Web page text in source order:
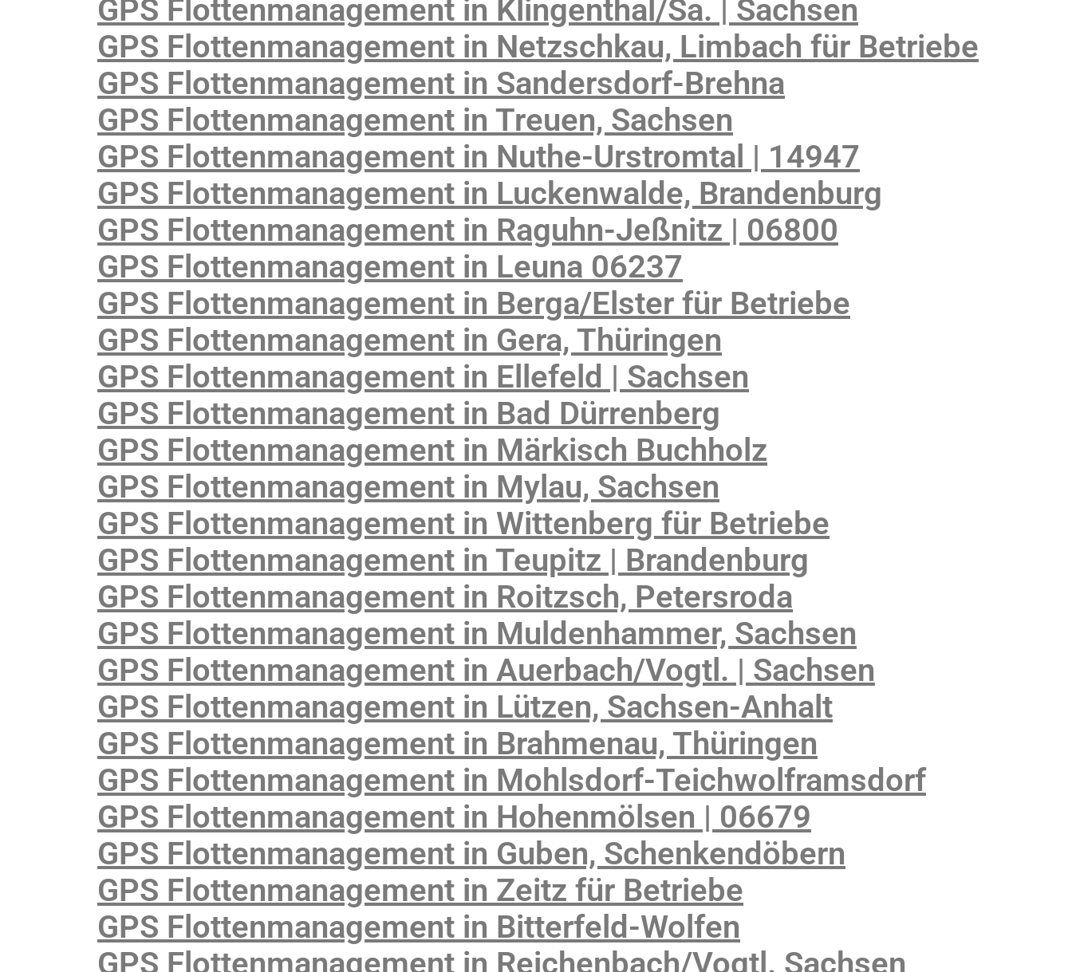
GPS Flottenmanagement in Klingenthal/Sa. | Sachsen
GPS Flottenmanagement in Netzschkau, Limbach für Betriebe
GPS Flottenmanagement in Sandersdorf-Brehna
GPS Flottenmanagement in Treuen, Sachsen
GPS Flottenmanagement in Nuthe-Urstromtal | 14947
GPS Flottenmanagement in Luckenwalde, Brandenburg
GPS Flottenmanagement in Raguhn-Jeßnitz | 06800
GPS Flottenmanagement in Leuna 06237
GPS Flottenmanagement in Berga/Elster für Betriebe
GPS Flottenmanagement in Gera, Thüringen
GPS Flottenmanagement in Ellefeld | Sachsen
GPS Flottenmanagement in Bad Dürrenberg
GPS Flottenmanagement in Märkisch Buchholz
GPS Flottenmanagement in Mylau, Sachsen
GPS Flottenmanagement in Wittenberg für Betriebe
GPS Flottenmanagement in Teupitz | Brandenburg
GPS Flottenmanagement in Roitzsch, Petersroda
GPS Flottenmanagement in Muldenhammer, Sachsen
GPS Flottenmanagement in Auerbach/Vogtl. | Sachsen
GPS Flottenmanagement in Lützen, Sachsen-Anhalt
GPS Flottenmanagement in Brahmenau, Thüringen
GPS Flottenmanagement in Mohlsdorf-Teichwolframsdorf
GPS Flottenmanagement in Hohenmölsen | 06679
GPS Flottenmanagement in Guben, Schenkendöbern
GPS Flottenmanagement in Zeitz für Betriebe
GPS Flottenmanagement in Bitterfeld-Wolfen
GPS Flottenmanagement in Reichenbach/Vogtl. Sachsen